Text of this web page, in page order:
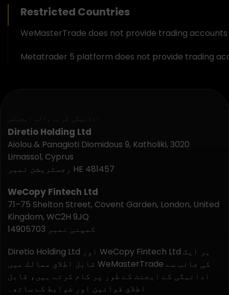
Restricted Countries
WeMasterTrade does not provide trading
Metatrader 5 platform does not provide trading
ادائیگی کرنے والے ایجنٹس
Diretio Holding Ltd
Aiolou & Panagioti Diomidous 9, Katholiki, 3020
Limassol, Cyprus
رجسٹریشن نمبر HE 481457
WeCopy Fintech Ltd
71–75 Shelton Street, Covent Garden, London, United
Kingdom, WC2H 9JQ
کمپنی نمبر 14905703
Diretio Holding Ltd اور WeCopy Fintech Ltd ہر ایک
قابل اطلاق ممالک میں WeMasterTrade کی جانب سے
ادائیگی کے ایجنٹ کے طور پر کام کرتے ہیں، قابل
اطلاق قوانین اور ضوابط کے ساتھ۔